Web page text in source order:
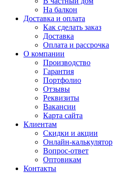
На балкон
Доставка и оплата
Как сделать заказ
Доставка
Оплата и рассрочка
О компании
Производство
Гарантия
Портфолио
Отзывы
Реквизиты
Вакансии
Карта сайта
Клиентам
Скидки и акции
Онлайн-калькулятор
Вопрос-ответ
Оптовикам
Контакты